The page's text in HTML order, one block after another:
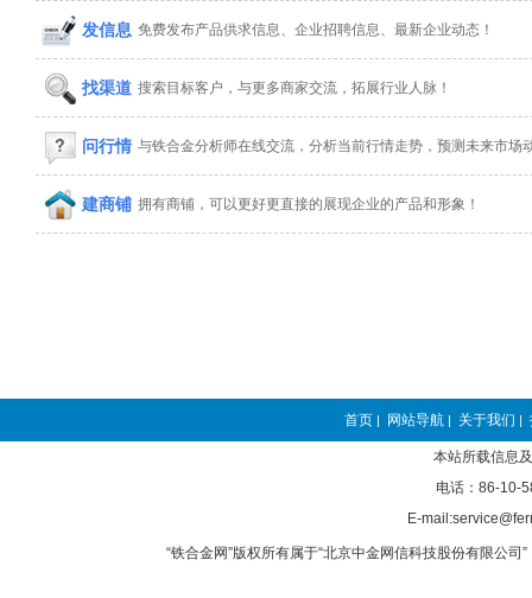
发信息 免费发布产品供求信息、企业招聘信息、最新企业动态！
找渠道 搜索目标客户，与更多商家交流，拓展行业人脉！
问行情 与铁合金分析师在线交流，分析当前行情走势，预测未来市场
建商铺 拥有商铺，可以更好更直接的展现企业的产品和形象！
首页 | 网站导航 | 关于我们 |
本站所载信息
电话：86-10-
E-
“铁合金网”版权所有属于“北京中金网信科技股份有限公司